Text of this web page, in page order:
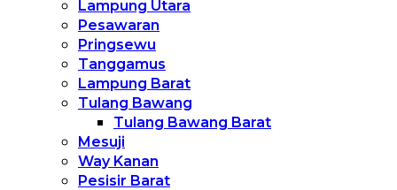
Lampung Utara
Pesawaran
Pringsewu
Tanggamus
Lampung Barat
Tulang Bawang
Tulang Bawang Barat
Mesuji
Way Kanan
Pesisir Barat